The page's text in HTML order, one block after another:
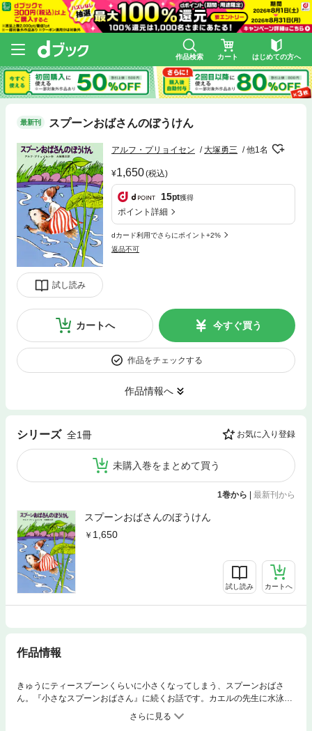
作品検索 カート はじめての方へ
最新刊 スプーンおばさんのぼうけん
試し読み
アルフ・プリョイセン 大塚勇三 他1名
1,650(税込)
15pt獲得
ポイント詳細
dカード利用でさらにポイント+2%
返品不可
カートへ 今すぐ買う
作品をチェックする
作品情報へ
シリーズ 全1冊 お気に入り登録
未購入巻をまとめて買う
1巻から | 最新刊から
スプーンおばさんのぼうけん
1,650
試し読み カートへ
作品情報
きゅうにティースプーンくらいに小さくなってしまう、スプーンおばさ
ん。『小さなスプーンおばさん』に続くお話です。カエルの先生に水泳を
教わったり、学校に本を届けたり、探偵になったりと、大かつやく。ノル
ウェー生まれの、世界中で大人気の物語。